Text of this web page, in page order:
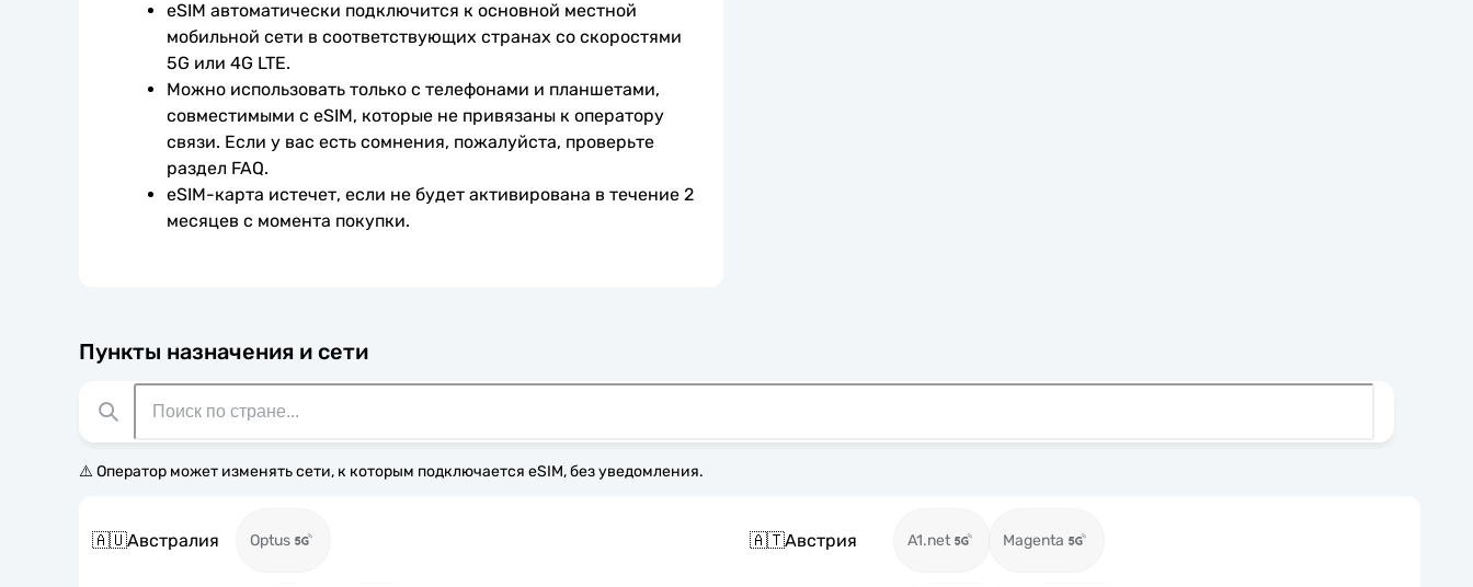
eSIM автоматически подключится к основной местной
мобильной сети в соответствующих странах со скоростями
5G или 4G LTE.
Можно использовать только с телефонами и планшетами,
совместимыми с eSIM, которые не привязаны к оператору
связи. Если у вас есть сомнения, пожалуйста, проверьте
раздел FAQ.
eSIM-карта истечет, если не будет активирована в течение 2
месяцев с момента покупки.
Пункты назначения и сети
⚠️ Оператор может изменять сети, к которым подключается eSIM, без уведомления.
🇦🇺Австралия Optus 🇦🇹Австрия A1.net Magenta